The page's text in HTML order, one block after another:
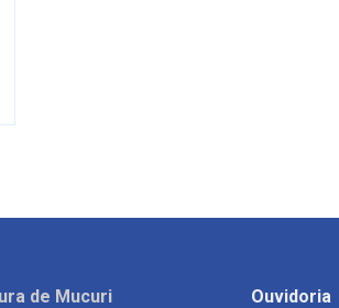
de Mucuri Ouvidoria